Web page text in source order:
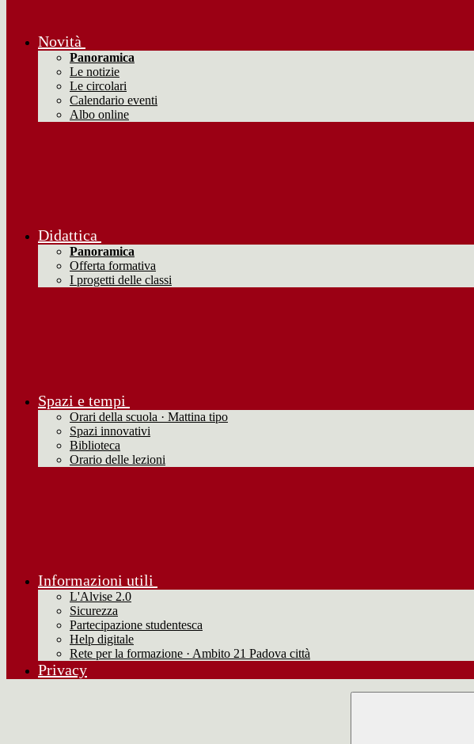
Novità
Panoramica
Le notizie
Le circolari
Calendario eventi
Albo online
Didattica
Panoramica
Offerta formativa
I progetti delle classi
Spazi e tempi
Orari della scuola · Mattina tipo
Spazi innovativi
Biblioteca
Orario delle lezioni
Informazioni utili
L'Alvise 2.0
Sicurezza
Partecipazione studentesca
Help digitale
Rete per la formazione · Ambito 21 Padova città
Privacy